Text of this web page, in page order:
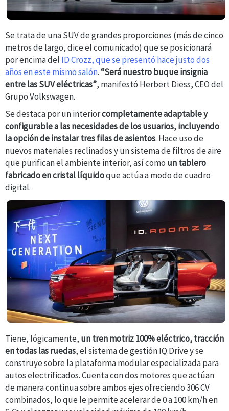
Se trata de una SUV de grandes proporciones (más de cinco
metros de largo, dice el comunicado) que se posicionará
por encima del ID Crozz, que se presentó hace justo dos
años en este mismo salón.“Será nuestro buque insignia
entre las SUV eléctricas”, manifestó Herbert Diess, CEO del
Grupo Volkswagen.
Se destaca por un interiorcompletamente adaptable y
configurable a las necesidades de los usuarios, incluyendo
la opción de instalar tres filas de asientos. Hace uso de
nuevos materiales reclinados y un sistema de filtros de aire
que purifican el ambiente interior, así como un tablero
fabricado en cristal líquidoque actúa a modo de cuadro
digital.
Tiene, lógicamente, un tren motriz 100% eléctrico, tracción
en todas las ruedas, el sistema de gestión IQ.Drive y se
construye sobre la plataforma modular especializada para
autos electrificados.Cuenta con dos motores que actúan
de manera continua sobre ambos ejes ofreciendo 306 CV
combinados, lo que le permite acelerar de 0 a 100 km/h en